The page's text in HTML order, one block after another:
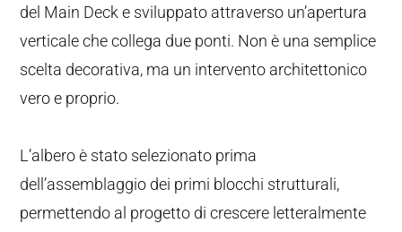
del Main Deck e sviluppato attraverso un’apertura
verticale che collega due ponti. Non è una semplice
scelta decorativa, ma un intervento architettonico
vero e proprio.
L’albero è stato selezionato prima
dell’assemblaggio dei primi blocchi strutturali,
permettendo al progetto di crescere letteralmente